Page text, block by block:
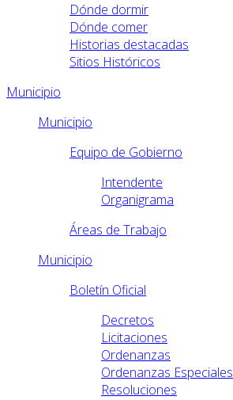
Dónde dormir
Dónde comer
Historias destacadas
Sitios Históricos
Municipio
Municipio
Equipo de Gobierno
Intendente
Organigrama
Áreas de Trabajo
Municipio
Boletín Oficial
Decretos
Licitaciones
Ordenanzas
Ordenanzas Especiales
Resoluciones